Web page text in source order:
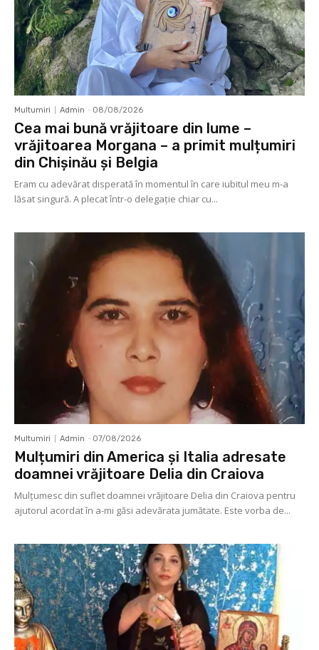
Multumiri Admin - 08/08/2026
Cea mai bună vrăjitoare din lume –
vrăjitoarea Morgana – a primit mulțumiri
din Chișinău și Belgia
Eram cu adevărat disperată în momentul în care iubitul meu m-a
lăsat singură. A plecat într-o delegaţie chiar cu...
Multumiri Admin - 07/08/2026
Mulțumiri din America și Italia adresate
doamnei vrăjitoare Delia din Craiova
Mulţumesc din suflet doamnei vrăjitoare Delia din Craiova pentru
ajutorul acordat în a-mi găsi adevărata jumătate. Este vorba de...